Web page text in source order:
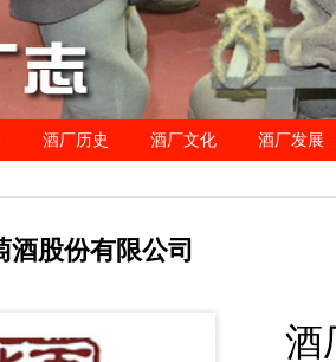
酒厂历史 酒厂文化 酒厂发展
酒股份有限公司
酒